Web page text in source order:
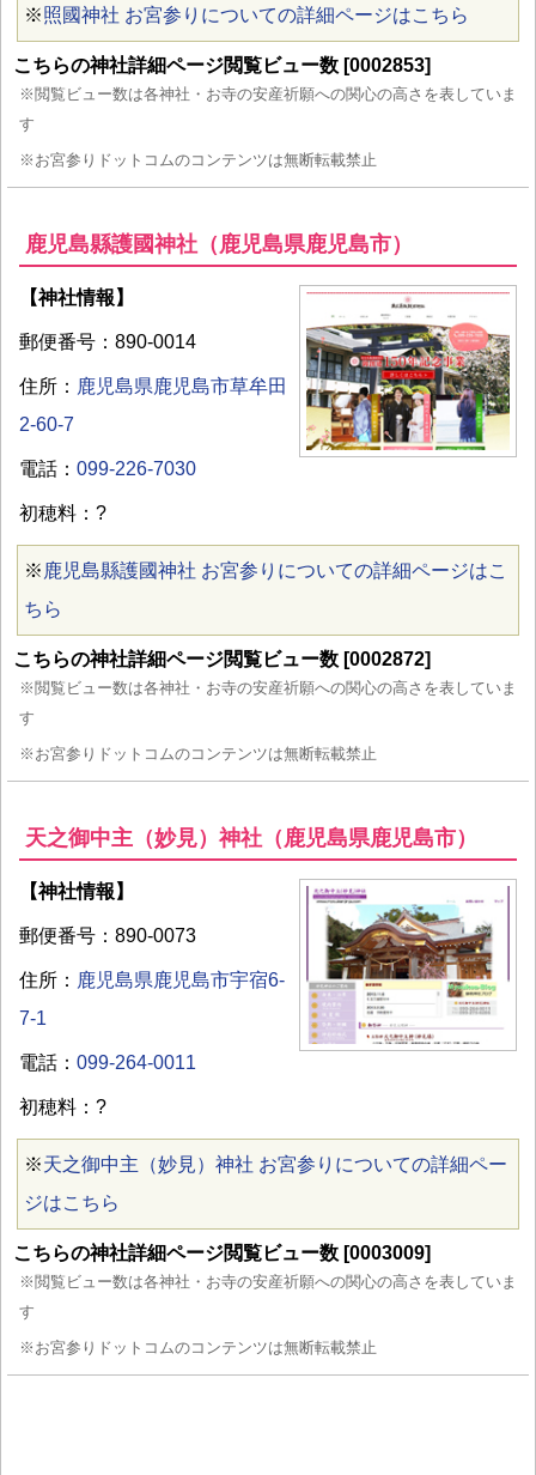
※照國神社 お宮参りについての詳細ページはこちら
こちらの神社詳細ページ閲覧ビュー数 [0002853]
※閲覧ビュー数は各神社・お寺の安産祈願への関心の高さを表していま
す
※お宮参りドットコムのコンテンツは無断転載禁止
鹿児島縣護國神社（鹿児島県鹿児島市）
【神社情報】
郵便番号：890-0014
住所： 鹿児島県鹿児島市草牟田
2-60-7
電話： 099-226-7030
初穂料：?
※ 鹿児島縣護國神社 お宮参りについての詳細ページはこ
ちら
こちらの神社詳細ページ閲覧ビュー数 [0002872]
※閲覧ビュー数は各神社・お寺の安産祈願への関心の高さを表していま
す
※お宮参りドットコムのコンテンツは無断転載禁止
天之御中主（妙見）神社（鹿児島県鹿児島市）
【神社情報】
郵便番号：890-0073
住所： 鹿児島県鹿児島市宇宿6-
7-1
電話： 099-264-0011
初穂料：?
※天之御中主（妙見）神社 お宮参りについての詳細ペー
ジはこちら
こちらの神社詳細ページ閲覧ビュー数 [0003009]
※閲覧ビュー数は各神社・お寺の安産祈願への関心の高さを表していま
す
※お宮参りドットコムのコンテンツは無断転載禁止